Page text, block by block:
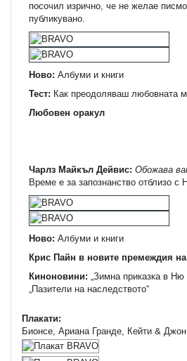
посочил изрично, че не желае
публикувано.
Ново: Албуми и книги
Тест: Как преодоляваш любовната
Любовен оракул
Чарлз Майкъл Дейвис: Обожава
Време е за запознанство отблизо с
Ново: Албуми и книги
Крис Пайн в новите премеждия
Киноновини: „Зимна приказка в Ню
„Пазители на наследството“
Плакати:
Бионсе, Ариана Гранде, Кейти &